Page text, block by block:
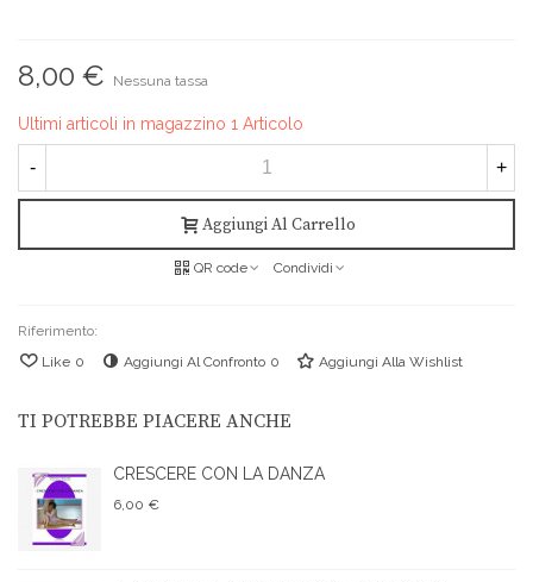
8,00 € Nessuna tassa
Ultimi articoli in magazzino 1 Articolo
- +
Aggiungi Al Carrello
QR code Condividi
Riferimento:
Like 0 Aggiungi Al Confronto 0 Aggiungi Alla Wishlist
TI POTREBBE PIACERE ANCHE
CRESCERE CON LA DANZA
6,00 €